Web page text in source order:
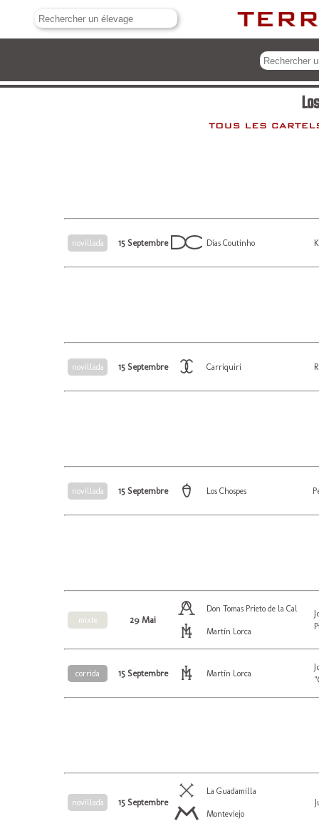
novillada 15 Septembre Dias Coutinho
novillada 15 Septembre Carriquiri
novillada 15 Septembre Los Chospes
mixte 29 Mai
Don Tomas Prieto de la Cal
Martín Lorca
corrida 15 Septembre Martín Lorca
novillada 15 Septembre
La Guadamilla
Monteviejo